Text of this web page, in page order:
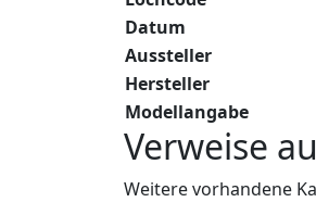
Datum
Aussteller
Hersteller
Modellangabe
Verweise
Weitere vorhandene